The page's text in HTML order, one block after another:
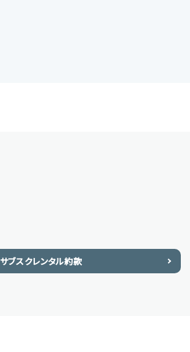
サブスクレンタル約款